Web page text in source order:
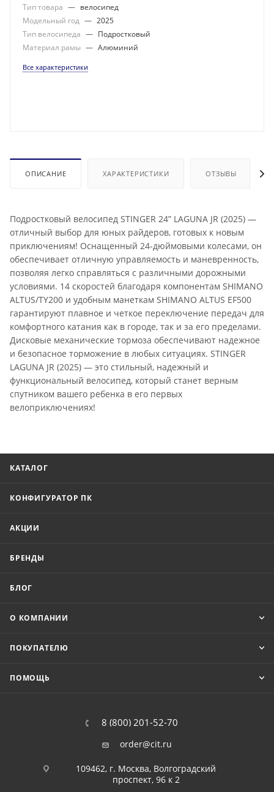
Тип товара — велосипед
Модельный год — 2025
Тип велосипеда — Подростковый
Материал рамы — Алюминий
Все характеристики
ОПИСАНИЕ ХАРАКТЕРИСТИКИ ОТЗЫВЫ
Подростковый велосипед STINGER 24” LAGUNA JR (2025) —
отличный выбор для юных райдеров, готовых к новым
приключениям! Оснащенный 24-дюймовыми колесами, он
обеспечивает отличную управляемость и маневренность,
позволяя легко справляться с различными дорожными
условиями. 14 скоростей благодаря компонентам SHIMANO
ALTUS/TY200 и удобным манеткам SHIMANO ALTUS EF500
гарантируют плавное и четкое переключение передач для
комфортного катания как в городе, так и за его пределами.
Дисковые механические тормоза обеспечивают надежное
и безопасное торможение в любых ситуациях. STINGER
LAGUNA JR (2025) — это стильный, надежный и
функциональный велосипед, который станет верным
спутником вашего ребенка в его первых
велоприключениях!
КАТАЛОГ
КОНФИГУРАТОР ПК
АКЦИИ
БРЕНДЫ
БЛОГ
О КОМПАНИИ
ПОКУПАТЕЛЮ
ПОМОЩЬ
8 (800) 201-52-70
order@cit.ru
109462, г. Москва, Волгоградский
проспект, 96 к 2